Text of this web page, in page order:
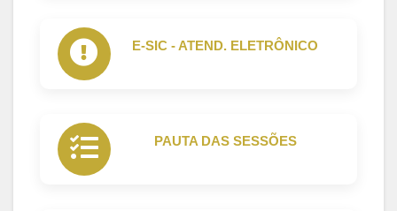
E-SIC - ATEND. ELETRÔNICO
PAUTA DAS SESSÕES